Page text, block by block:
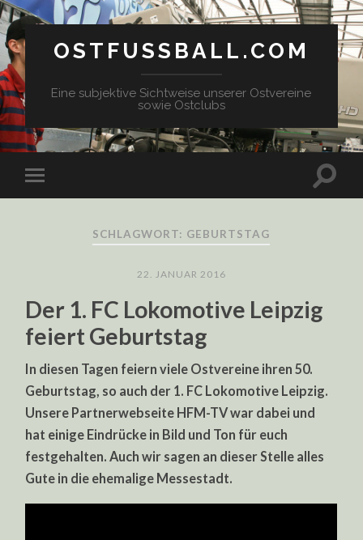
OSTFUSSBALL.COM
Eine subjektive Sichtweise unserer Ostvereine
sowie Ostclubs
SCHLAGWORT: GEBURTSTAG
22. JANUAR 2016
Der 1. FC Lokomotive Leipzig
feiert Geburtstag
In diesen Tagen feiern viele Ostvereine ihren 50.
Geburtstag, so auch der 1. FC Lokomotive Leipzig.
Unsere Partnerwebseite HFM-TV war dabei und
hat einige Eindrücke in Bild und Ton für euch
festgehalten. Auch wir sagen an dieser Stelle alles
Gute in die ehemalige Messestadt.